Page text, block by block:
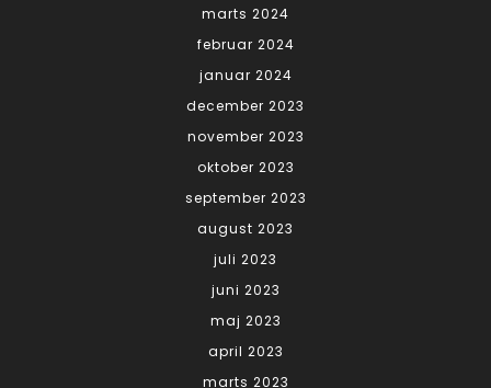
marts 2024
februar 2024
januar 2024
december 2023
november 2023
oktober 2023
september 2023
august 2023
juli 2023
juni 2023
maj 2023
april 2023
marts 2023